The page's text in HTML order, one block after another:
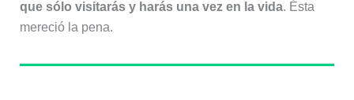
que sólo visitarás y harás una vez en la vida. Ésta
mereció la pena.